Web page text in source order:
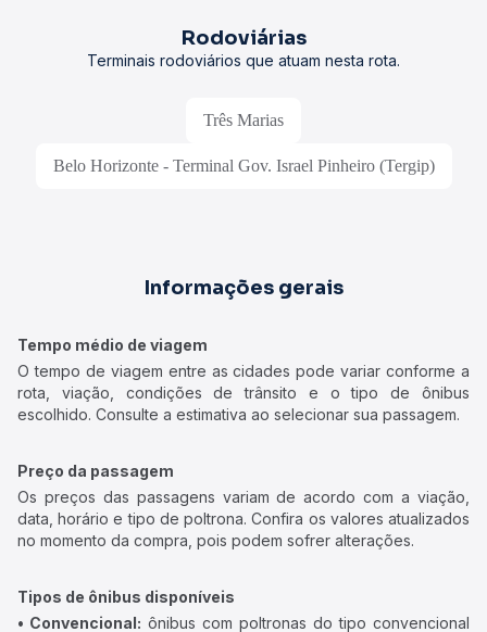
Rodoviárias
Terminais rodoviários que atuam nesta rota.
Três Marias
Belo Horizonte - Terminal Gov. Israel Pinheiro (Tergip)
Informações gerais
Tempo médio de viagem
O tempo de viagem entre as cidades pode variar conforme a
rota, viação, condições de trânsito e o tipo de ônibus
escolhido. Consulte a estimativa ao selecionar sua passagem.
Preço da passagem
Os preços das passagens variam de acordo com a viação,
data, horário e tipo de poltrona. Confira os valores atualizados
no momento da compra, pois podem sofrer alterações.
Tipos de ônibus disponíveis
• Convencional: ônibus com poltronas do tipo convencional